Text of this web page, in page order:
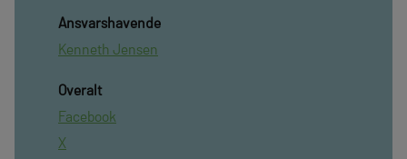
Ansvarshavende
Kenneth Jensen
Overalt
Facebook
X